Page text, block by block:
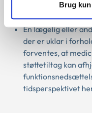
Brug
En lægelig eller
der er uklar i
forventes, at
støttetiltag kan
tidsperspektivet